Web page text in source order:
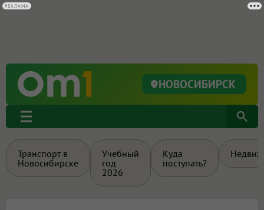
НОВОСИБИРСК
Транспорт в
Новосибирске
Учебный
год
2026
Куда
поступать?